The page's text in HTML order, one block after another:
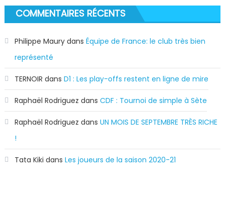
COMMENTAIRES RÉCENTS
Philippe Maurydans Équipe de France: le club très bien
représenté
TERNOIR dans D1 : Les play-offs restent en ligne de mire
Raphaël Rodriguez dans CDF : Tournoi de simple à Sète
Raphaël Rodriguez dans UN MOIS DE SEPTEMBRE TRÈS RICHE
!
Tata Kiki dans Les joueurs de la saison 2020-21